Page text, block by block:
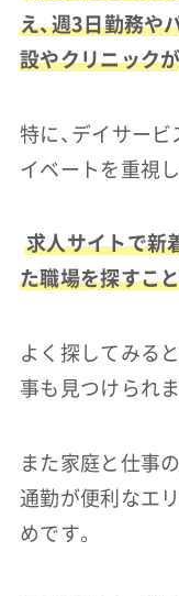
え、週3日勤務や
設やクリニック
特に、デイサー
イベートを重視
求人サイトで新
た職場を探すこ
よく探してみる
事も見つけられま
また家庭と仕事
通勤が便利なエ
めです。